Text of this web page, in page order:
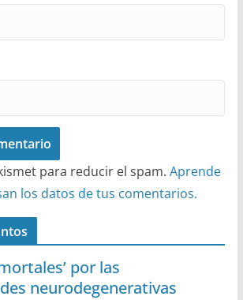
para reducir el spam. Aprende
los datos de tus comentarios.
por las
neurodegenerativas